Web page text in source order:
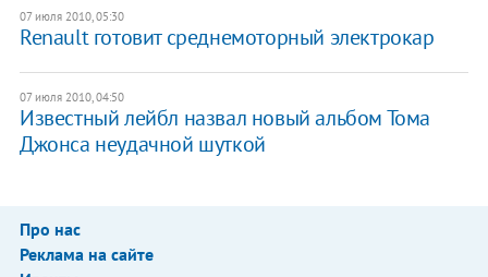
07 июля 2010, 05:30
Renault готовит среднемоторный электрокар
07 июля 2010, 04:50
Известный лейбл назвал новый альбом Тома
Джонса неудачной шуткой
Про нас
Реклама на сайте